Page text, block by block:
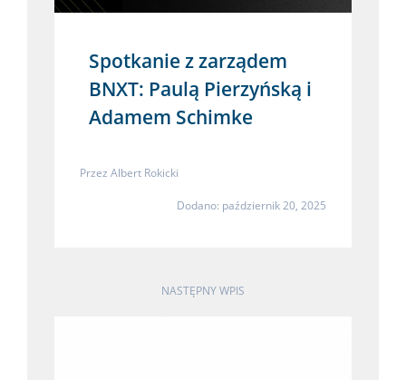
Spotkanie z zarządem
BNXT: Paulą Pierzyńską i
Adamem Schimke
Przez Albert Rokicki
Dodano: październik 20, 2025
NASTĘPNY WPIS